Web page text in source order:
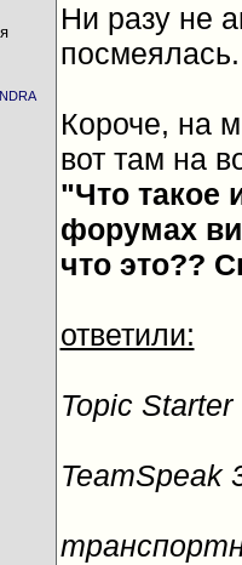
Ни разу не
Короче, на
вот там на
"Что такое
форумах
что это??
ответили:
Topic
TeamSpeak